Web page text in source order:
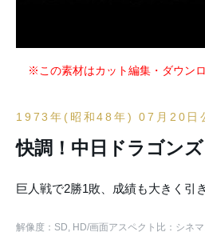
※この素材はカット編集・ダウン
1973年(昭和48年) 07月20日
快調！中日ドラゴンズ
巨人戦で2勝1敗、成績も大きく引
解像度：SD, HD/画面アスペクト比：シネ